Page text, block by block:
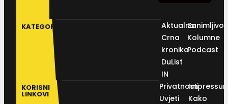
KATEGORIJE
Aktualno
Crna
kronika
DuList
IN
Kolumne
Podcast
KORISNI
LINKOVI
Privatnosti
Uvjeti
Kako